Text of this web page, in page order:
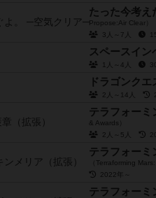
たった今考
Propose:Air Clear）
3人～7人
スペースイン
1人～4人
ドラゴンク
2人～14人
テラフォーミ
& Awards）
2人～5人
テラフォーミ
（Terraforming
2022年～
テラフォーミ